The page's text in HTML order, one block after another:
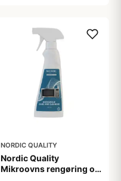
NORDIC QUALITY
Nordic Quality
Mikroovns rengøring og